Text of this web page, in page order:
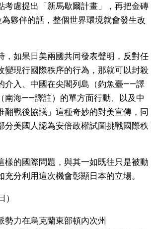
考慮提出「新馬歇爾計畫」，再把金磚
為夥伴的話，整個世界環境就會發生改
，如果日美兩國共同發表聲明，反對任
變現行國際秩序的行為，那就可以封殺
介入、中國在尖閣列島（釣魚臺——譯
南海——譯註）的單方面行動、以及中
翻戰後協議」這種奇妙的對美宣傳，同
分美國人認為安倍政權試圖挑戰國際秩
樣的國際問題，與其一如既往只是被動
充分利用這次機會彰顯日本的立場。
）
勢力在烏克​​蘭東部頓內次州